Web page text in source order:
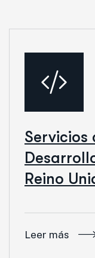
Servicios
Reino
Leer más